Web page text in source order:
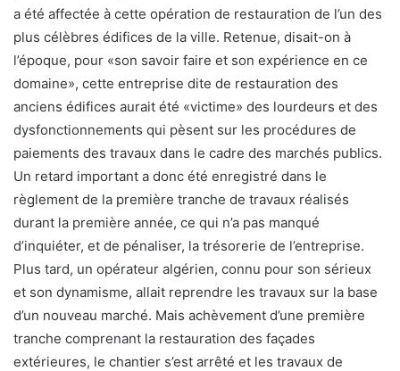
a été affectée à cette opération de restauration de l’un des
plus célèbres édifices de la ville. Retenue, disait-on à
l’époque, pour «son savoir faire et son expérience en ce
domaine», cette entreprise dite de restauration des
anciens édifices aurait été «victime» des lourdeurs et des
dysfonctionnements qui pèsent sur les procédures de
paiements des travaux dans le cadre des marchés publics.
Un retard important a donc été enregistré dans le
règlement de la première tranche de travaux réalisés
durant la première année, ce qui n’a pas manqué
d’inquiéter, et de pénaliser, la trésorerie de l’entreprise.
Plus tard, un opérateur algérien, connu pour son sérieux
et son dynamisme, allait reprendre les travaux sur la base
d’un nouveau marché. Mais achèvement d’une première
tranche comprenant la restauration des façades
extérieures, le chantier s’est arrêté et les travaux de